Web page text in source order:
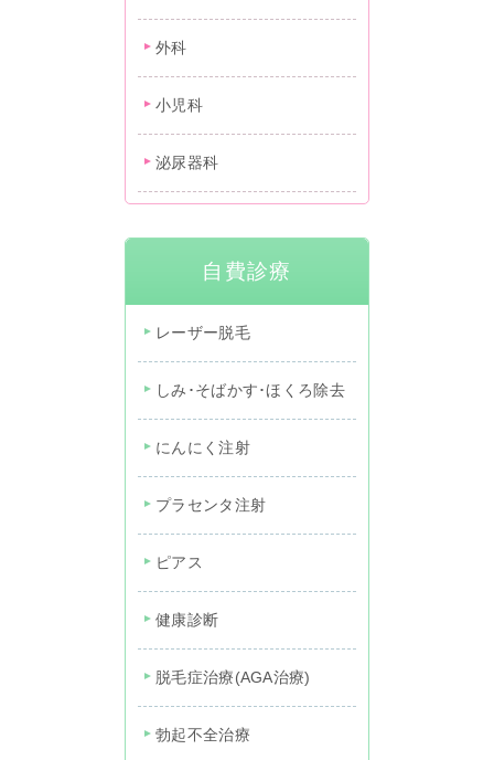
外科
小児科
泌尿器科
自費診療
レーザー脱毛
しみ･そばかす･ほくろ除去
にんにく注射
プラセンタ注射
ピアス
健康診断
脱毛症治療(AGA治療)
勃起不全治療